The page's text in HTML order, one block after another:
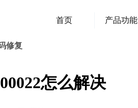
首页 产品功能
修复
怎么解决